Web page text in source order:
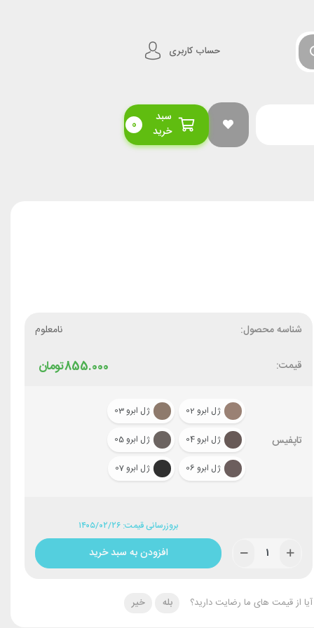
حساب کاربری
سبد
خرید
0
شناسه محصول: نامعلوم
قیمت: تومان855.000
تاپفیس
ژل ابرو 02 ژل ابرو 03
ژل ابرو 04 ژل ابرو 05
ژل ابرو 06 ژل ابرو 07
بروزرسانی قیمت: ۱۴۰۵/۰۲/۲۶
افزودن به سبد خرید
آیا از قیمت های ما رضایت دارید؟ بله خیر